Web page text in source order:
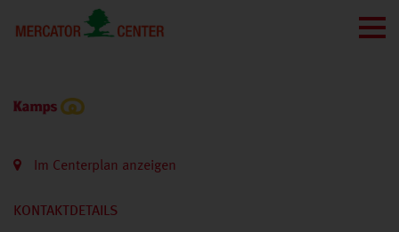
Im Centerplan anzeigen
KONTAKTDETAILS